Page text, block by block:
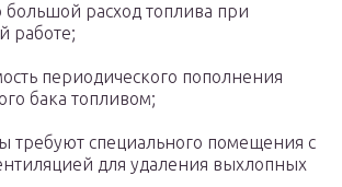
большой расход топлива при
работе;
периодического пополнения
бака топливом;
требуют специального помещения с
для удаления выхлопных